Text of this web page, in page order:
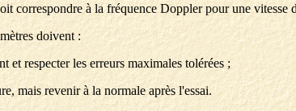
correspondre à la fréquence Doppler pour une vitesse
doivent :
et respecter les erreurs maximales tolérées ;
mais revenir à la normale après l'essai.